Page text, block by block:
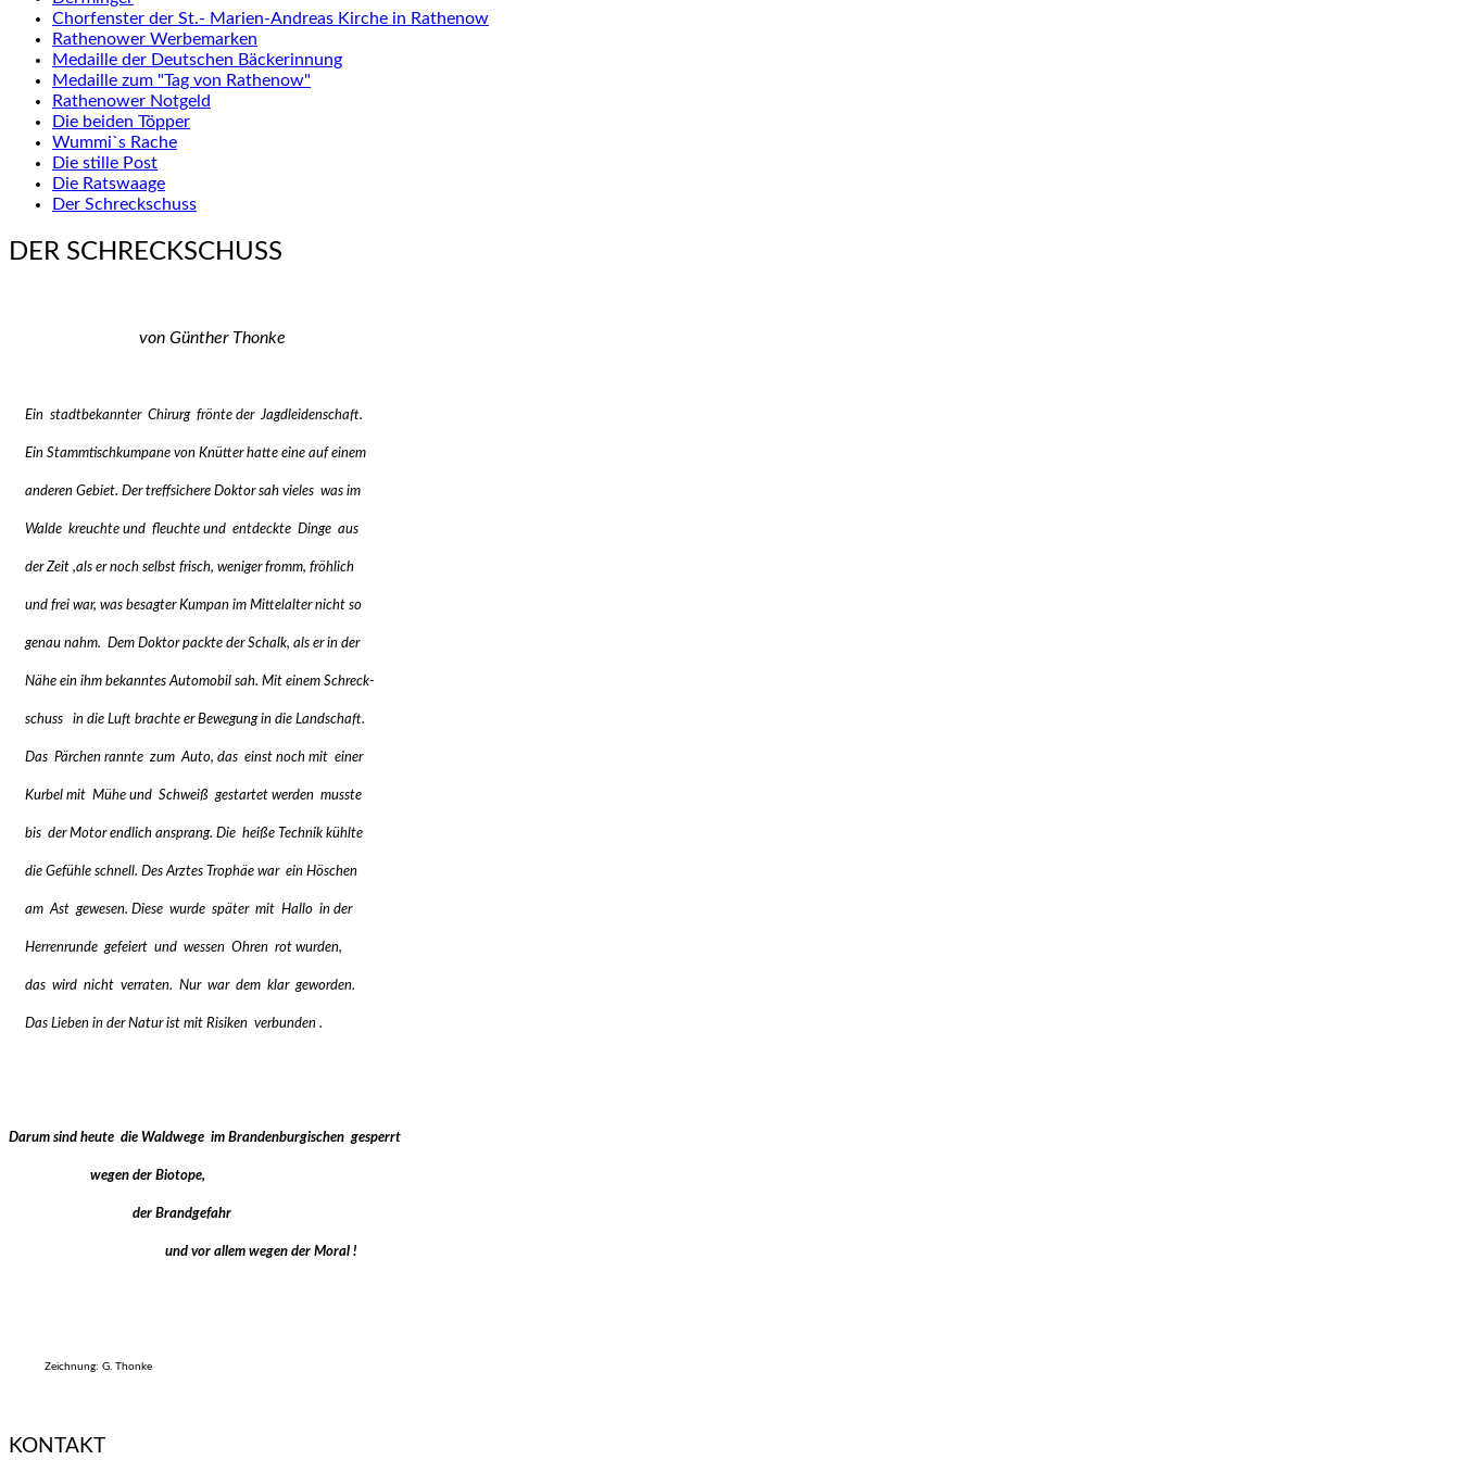
Chorfenster der St.- Marien-Andreas Kirche in Rathenow
Rathenower Werbemarken
Medaille der Deutschen Bäckerinnung
Medaille zum "Tag von Rathenow"
Rathenower Notgeld
Die beiden Töpper
Wummi`s Rache
Die stille Post
Die Ratswaage
Der Schreckschuss
DER SCHRECKSCHUSS
von Günther Thonke
Ein stadtbekannter Chirurg frönte der Jagdleidenschaft.
Ein Stammtischkumpane von Knütter hatte eine auf einem
anderen Gebiet. Der treffsichere Doktor sah vieles was im
Walde kreuchte und fleuchte und entdeckte Dinge aus
der Zeit ,als er noch selbst frisch, weniger fromm, fröhlich
und frei war, was besagter Kumpan im Mittelalter nicht so
genau nahm. Dem Doktor packte der Schalk, als er in der
Nähe ein ihm bekanntes Automobil sah. Mit einem Schreck-
schuss in die Luft brachte er Bewegung in die Landschaft.
Das Pärchen rannte zum Auto, das einst noch mit einer
Kurbel mit Mühe und Schweiß gestartet werden musste
bis der Motor endlich ansprang. Die heiße Technik kühlte
die Gefühle schnell. Des Arztes Trophäe war ein Höschen
am Ast gewesen. Diese wurde später mit Hallo in der
Herrenrunde gefeiert und wessen Ohren rot wurden,
das wird nicht verraten. Nur war dem klar geworden.
Das Lieben in der Natur ist mit Risiken verbunden .
Darum sind heute die Waldwege im Brandenburgischen gesperrt
wegen der Biotope,
der Brandgefahr
und vor allem wegen der Moral !
Zeichnung: G. Thonke
KONTAKT